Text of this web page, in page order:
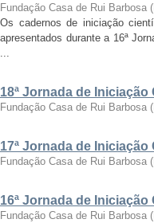
Fundação Casa de Rui Barbosa (
Os cadernos de iniciação
apresentados durante a 16ª
...
18ª Jornada de
Fundação Casa de Rui Barbosa (
17ª Jornada de
Fundação Casa de Rui Barbosa (
16ª Jornada de
Fundação Casa de Rui Barbosa (